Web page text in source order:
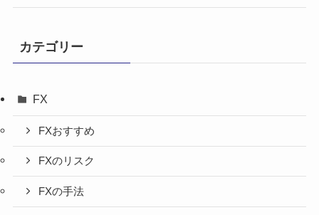
カテゴリー
FX
FXおすすめ
FXのリスク
FXの手法